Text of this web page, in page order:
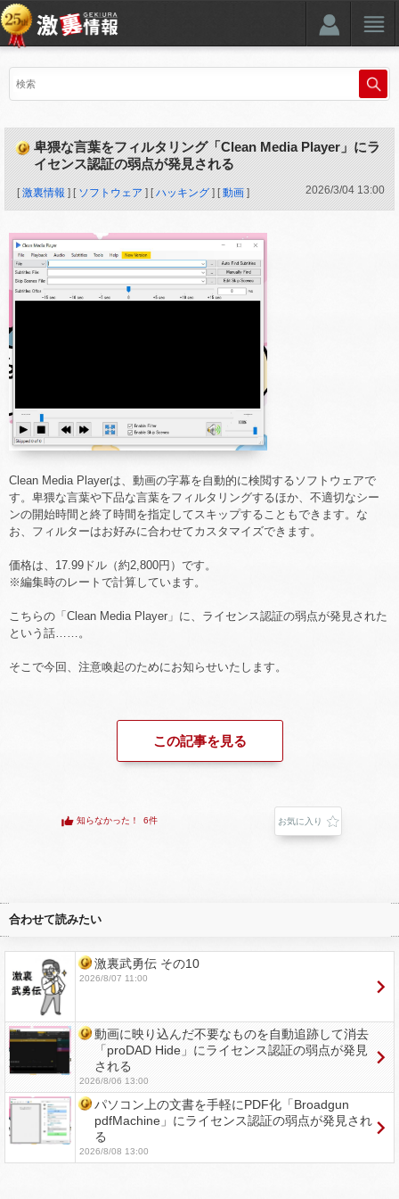
卑猥な言葉をフィルタリング「Clean Media Player」にラ
イセンス認証の弱点が発見される
[激裏情報 ] [ ソフトウェア ] [ハッキング] [動画 ] 2026/3/04 13:00
Clean Media Playerは、動画の字幕を自動的に検閲するソフトウェアで
す。卑猥な言葉や下品な言葉をフィルタリングするほか、不適切なシー
ンの開始時間と終了時間を指定してスキップすることもできます。な
お、フィルターはお好みに合わせてカスタマイズできます。
価格は、17.99ドル（約2,800円）です。
※編集時のレートで計算しています。
こちらの「Clean Media Player」に、ライセンス認証の弱点が発見された
という話……。
そこで今回、注意喚起のためにお知らせいたします。
この記事を見る
知らなかった！ 6件 お気に入り
合わせて読みたい
激裏武勇伝 その10
2026/8/07 11:00
動画に映り込んだ不要なものを自動追跡して消去
「proDAD Hide」にライセンス認証の弱点が発見
される
2026/8/06 13:00
パソコン上の文書を手軽にPDF化「Broadgun
pdfMachine」にライセンス認証の弱点が発見され
る
2026/8/08 13:00